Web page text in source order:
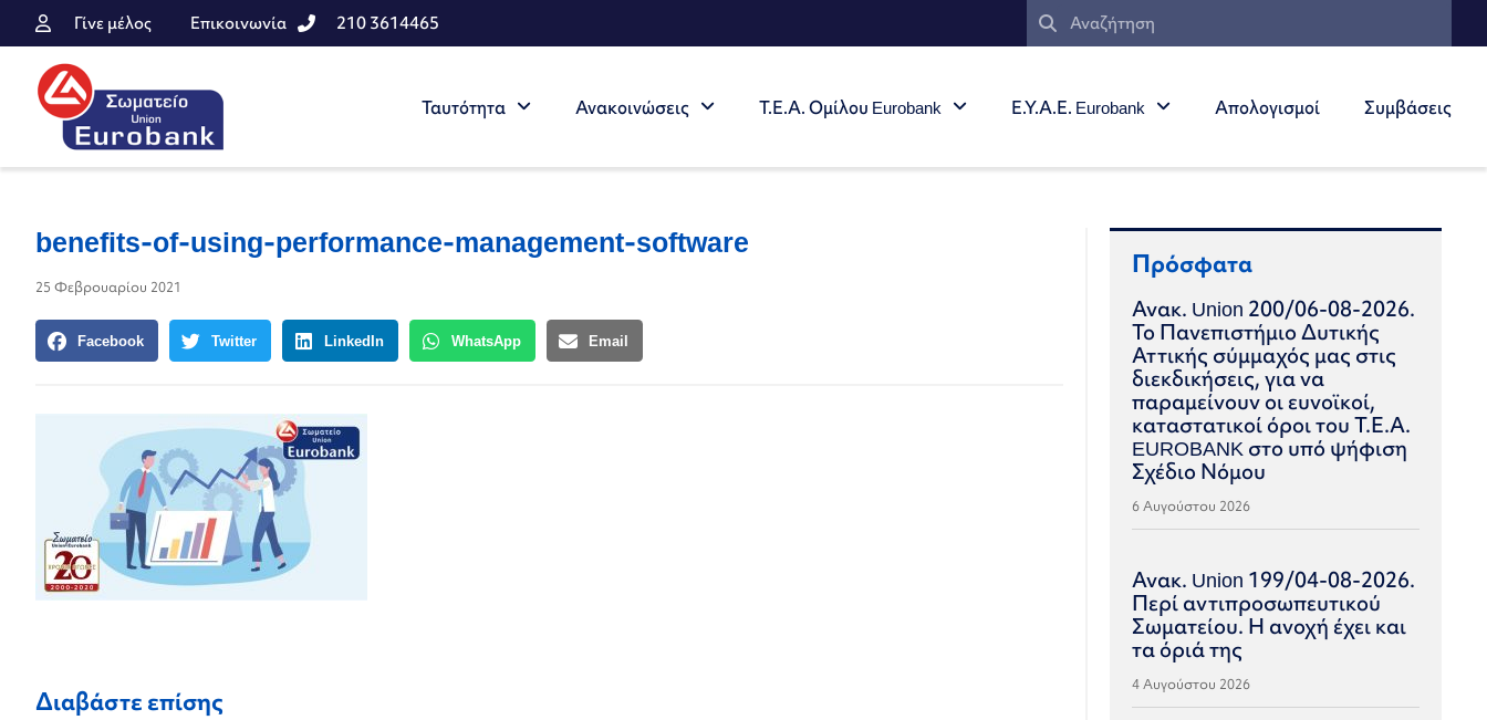
Γίνε μέλος Επικοινωνία 210 3614465
Ταυτότητα Ανακοινώσεις Τ.Ε.Α. Ομίλου Eurobank Ε.Υ.Α.Ε. Eurobank Απολογισμοί Συμβάσεις
benefits-of-using-performance-management-software
25 Φεβρουαρίου 2021
Facebook Twitter LinkedIn WhatsApp Email
Διαβάστε επίσης
Πρόσφατα
Ανακ. Union 200/06-08-2026.
Το Πανεπιστήμιο Δυτικής
Αττικής σύμμαχός μας στις
διεκδικήσεις, για να
παραμείνουν οι ευνοϊκοί,
καταστατικοί όροι του Τ.Ε.Α.
EUROBANK στο υπό ψήφιση
Σχέδιο Νόμου
6 Αυγούστου 2026
Ανακ. Union 199/04-08-2026.
Περί αντιπροσωπευτικού
Σωματείου. Η ανοχή έχει και
τα όριά της
4 Αυγούστου 2026